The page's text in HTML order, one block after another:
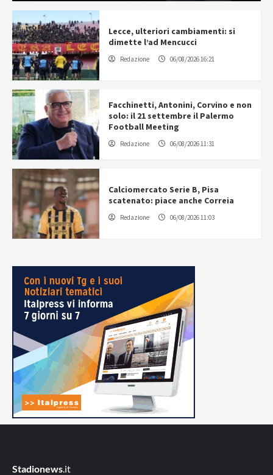
Lecce, ulteriori cambiamenti: si
dimette l’ad Mencucci
Redazione 06/08/2026 16:21
Facchinetti, Antonini, Corvino e non
solo: il 21 settembre il Palermo
Football Meeting
Redazione 06/08/2026 11:31
Calciomercato Serie B, Pisa
scatenato: piace anche Correia
Redazione 06/08/2026 11:03
Stadionews.it